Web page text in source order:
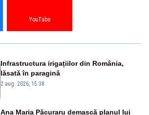
YouTube
Infrastructura irigațiilor din România,
lăsată în paragină
2 aug. 2026, 15:38
Ana Maria Păcuraru demască planul lui